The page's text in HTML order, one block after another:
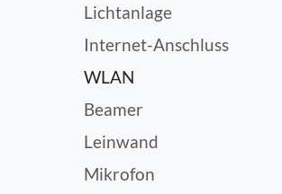
Lichtanlage
Internet-Anschluss
WLAN
Beamer
Leinwand
Mikrofon